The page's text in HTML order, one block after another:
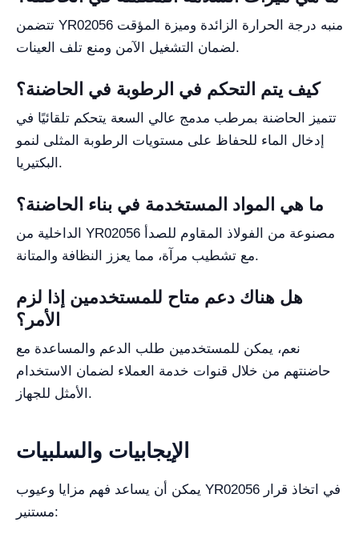
تتضمن YR02056 منبه درجة الحرارة الزائدة وميزة المؤقت
لضمان التشغيل الآمن ومنع تلف العينات.
كيف يتم التحكم في الرطوبة في الحاضنة؟
تتميز الحاضنة بمرطب مدمج عالي السعة يتحكم تلقائيًا في
إدخال الماء للحفاظ على مستويات الرطوبة المثلى لنمو
البكتيريا.
ما هي المواد المستخدمة في بناء الحاضنة؟
الداخلية من YR02056 مصنوعة من الفولاذ المقاوم للصدأ
مع تشطيب مرآة، مما يعزز النظافة والمتانة.
هل هناك دعم متاح للمستخدمين إذا لزم
الأمر؟
نعم، يمكن للمستخدمين طلب الدعم والمساعدة مع
حاضنتهم من خلال قنوات خدمة العملاء لضمان الاستخدام
الأمثل للجهاز.
الإيجابيات والسلبيات
يمكن أن يساعد فهم مزايا وعيوب YR02056 في اتخاذ قرار
مستنير: